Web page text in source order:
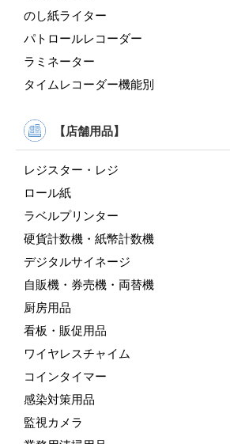
のし紙ライター
パトロールレコーダー
ラミネーター
タイムレコーダー機能別
【店舗用品】
レジスター・レジ
ロール紙
ラベルプリンター
硬貨計数機・紙幣計数機
デジタルサイネージ
自販機・券売機・両替機
厨房用品
看板・販促用品
ワイヤレスチャイム
コインタイマー
感染対策用品
監視カメラ